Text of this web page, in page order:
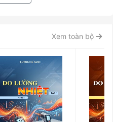
Xem toàn bộ